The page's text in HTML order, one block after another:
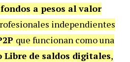
a pesos al valor
independientes
que funcionan como una
Libre de saldos digitales,